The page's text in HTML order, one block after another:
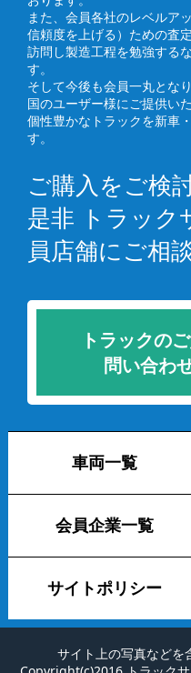
また、会員各社のレベルア
信頼度を上げる）ための査
訪問し製造工程を勉強する
す。
そして今後も会員一丸とな
国のユーザー様にご提供いた
個性豊かなトラックを新車
す。
ご購入をご検
是非 トラック
員店舗にご相
トラックの
問い合わ
車両一覧
会員企業一覧
サイトポリシー
サイト上の写真など